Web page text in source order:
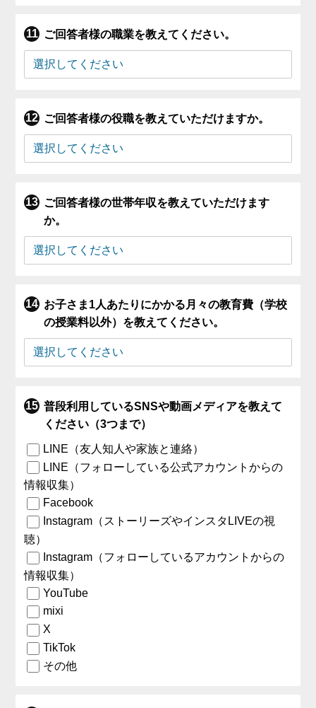
ご回答者様の職業を教えてください。
ご回答者様の役職を教えていただけますか。
ご回答者様の世帯年収を教えていただけます
か。
お子さま1人あたりにかかる月々の教育費（学校
の授業料以外）を教えてください。
普段利用しているSNSや動画メディアを教えて
ください（3つまで）
LINE（友人知人や家族と連絡）
LINE（フォローしている公式アカウントからの
情報収集）
Facebook
Instagram（ストーリーズやインスタLIVEの視
聴）
Instagram（フォローしているアカウントからの
情報収集）
YouTube
mixi
X
TikTok
その他